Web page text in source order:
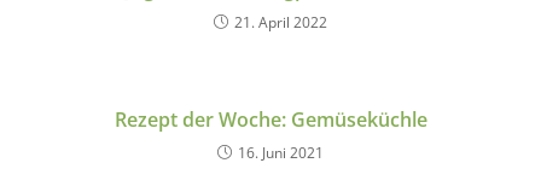
21. April 2022
Rezept der Woche: Gemüseküchle
16. Juni 2021